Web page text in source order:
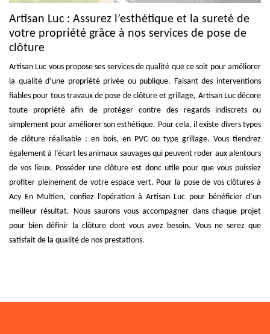
Artisan Luc : Assurez l’esthétique et la sureté de
votre propriété grâce à nos services de pose de
clôture
Artisan Luc vous propose ses services de qualité que ce soit pour améliorer
la qualité d’une propriété privée ou publique. Faisant des interventions
fiables pour tous travaux de pose de clôture et grillage, Artisan Luc décore
toute propriété afin de protéger contre des regards indiscrets ou
simplement pour améliorer son esthétique. Pour cela, il existe divers types
de clôture réalisable : en bois, en PVC ou type grillage. Vous tiendrez
également à l’écart les animaux sauvages qui peuvent roder aux alentours
de vos lieux. Posséder une clôture est donc utile pour que vous puissiez
profiter pleinement de votre espace vert. Pour la pose de vos clôtures à
Acy En Multien, confiez l’opération à Artisan Luc pour bénéficier d’un
meilleur résultat. Nous saurons vous accompagner dans chaque projet
pour bien définir la clôture dont vous avez besoin. Vous ne serez que
satisfait de la qualité de nos prestations.